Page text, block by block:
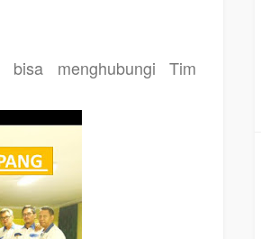
bisa menghubungi Tim